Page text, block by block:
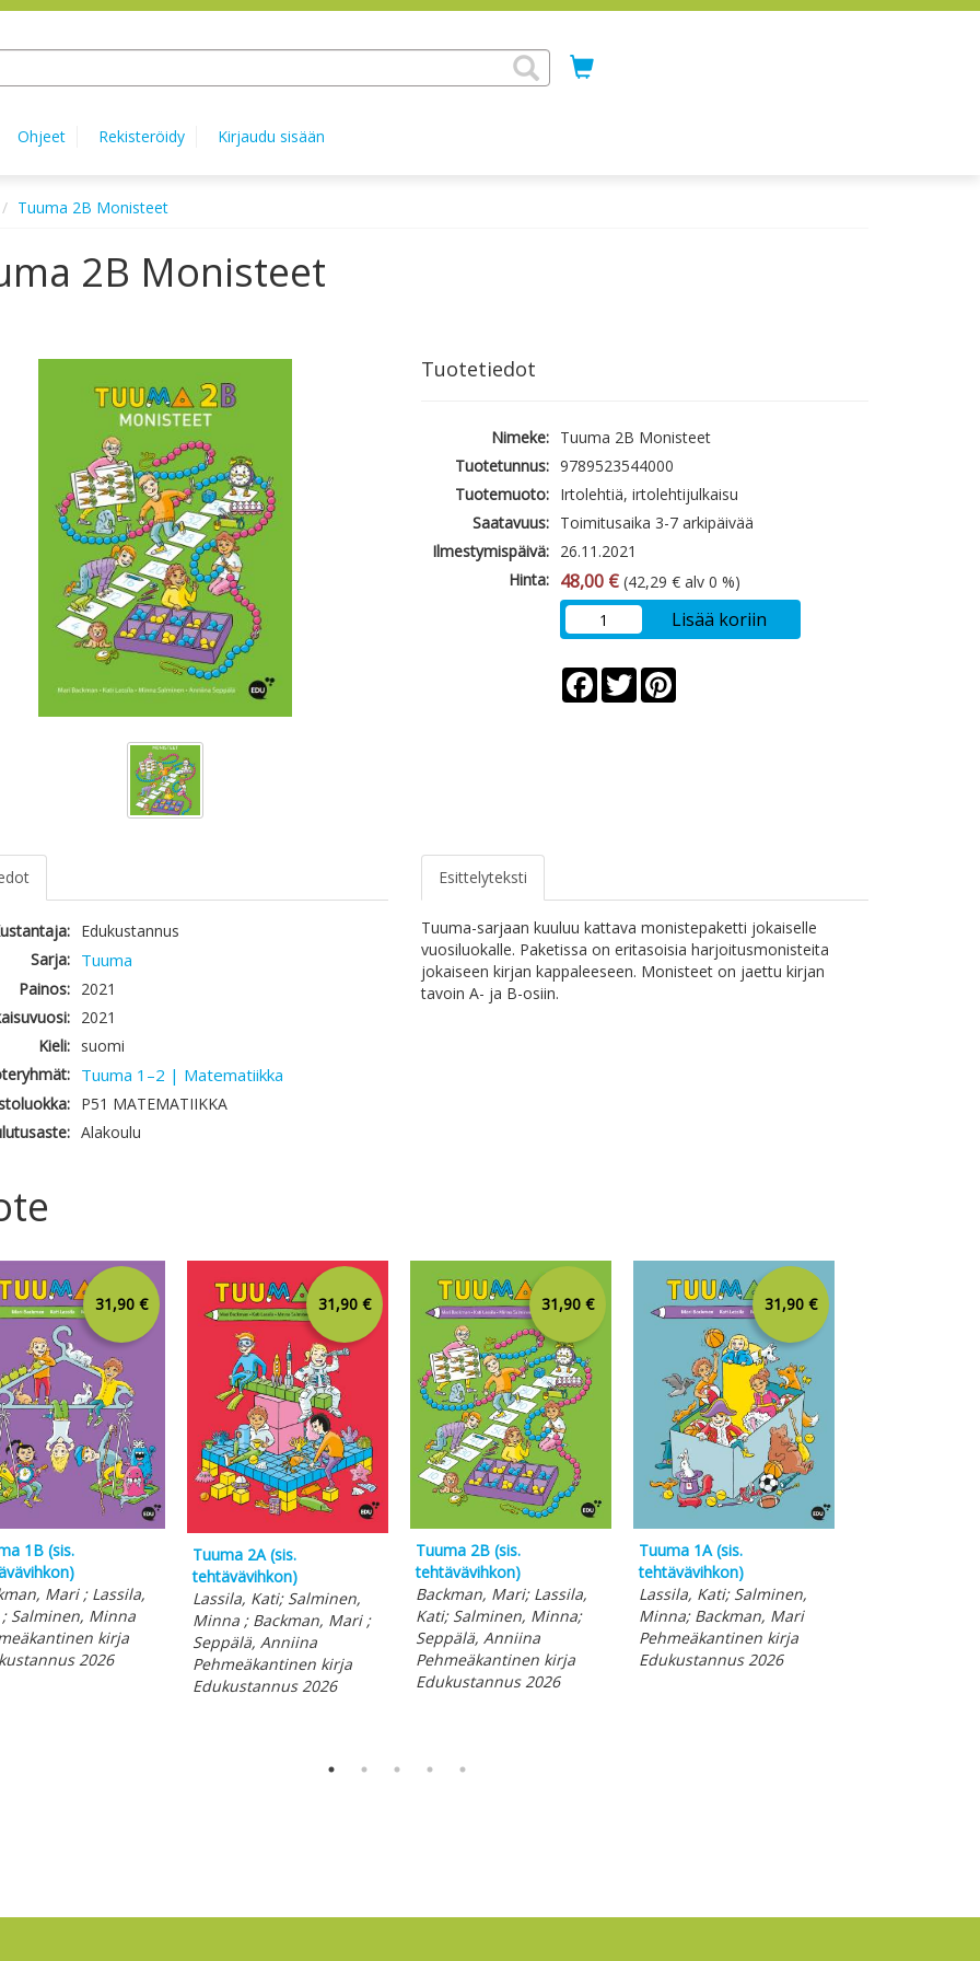
Ohjeet Rekisteröidy Kirjaudu sisään
Tuuma 2B Monisteet
2B Monisteet
Tuotetiedot
Nimeke: Tuuma 2B Monisteet
Tuotetunnus: 9789523544000
Tuotemuoto: Irtolehtiä, irtolehtijulkaisu
Saatavuus: Toimitusaika 3-7 arkipäivää
Ilmestymispäivä: 26.11.2021
Hinta: 48,00 € (42,29 € alv 0 %)
Lisää koriin
Facebook
Twitter
Edukustannus
Sarja:
Tuuma
Painos:
2021
2021
Kieli:
suomi
Tuuma 1–2 | Matematiikka
P51 MATEMATIIKKA
Alakoulu
Esittelyteksti
Tuuma-sarjaan kuuluu kattava monistepaketti jokaiselle
vuosiluokalle. Paketissa on eritasoisia harjoitusmonisteita
jokaiseen kirjan kappaleeseen. Monisteet on jaettu kirjan
tavoin A- ja B-osiin.
31,90 €
1B (sis.
Mari ; Lassila,
Salminen, Minna
kirja
2026
31,90 €
Tuuma 2A (sis.
tehtävävihkon)
Lassila, Kati; Salminen,
Minna ; Backman, Mari ;
Seppälä, Anniina
Pehmeäkantinen kirja
Edukustannus 2026
31,90 €
Tuuma 2B (sis.
tehtävävihkon)
Backman, Mari; Lassila,
Kati; Salminen, Minna;
Seppälä, Anniina
Pehmeäkantinen kirja
Edukustannus 2026
31,90 €
Tuuma 1A (sis.
tehtävävihkon)
Lassila, Kati; Salminen,
Minna; Backman, Mari
Pehmeäkantinen kirja
Edukustannus 2026